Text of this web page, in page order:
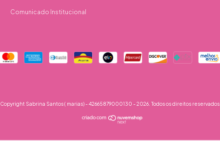
Comunicado Institucional
Copyright Sabrina Santos ( marias) - 42665879000130 - 2026. Todos os direitos reservados.